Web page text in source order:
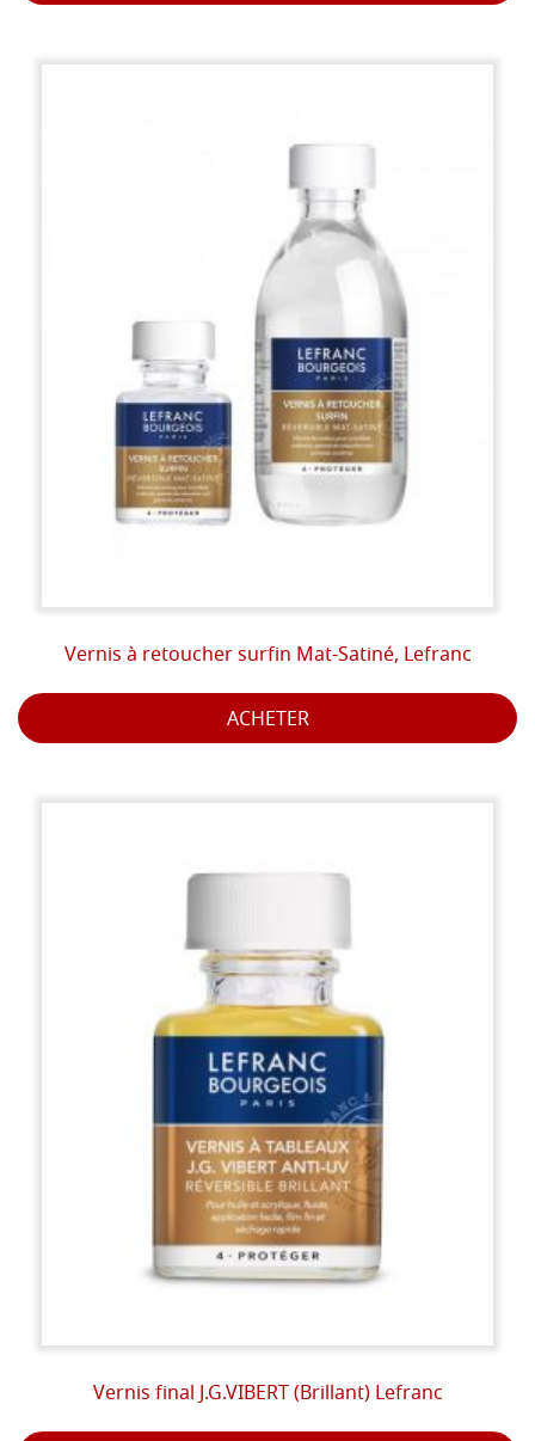
Vernis à retoucher surfin Mat-Satiné, Lefranc
ACHETER
Vernis final J.G.VIBERT (Brillant) Lefranc